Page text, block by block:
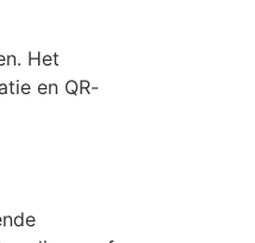
Het
en QR-